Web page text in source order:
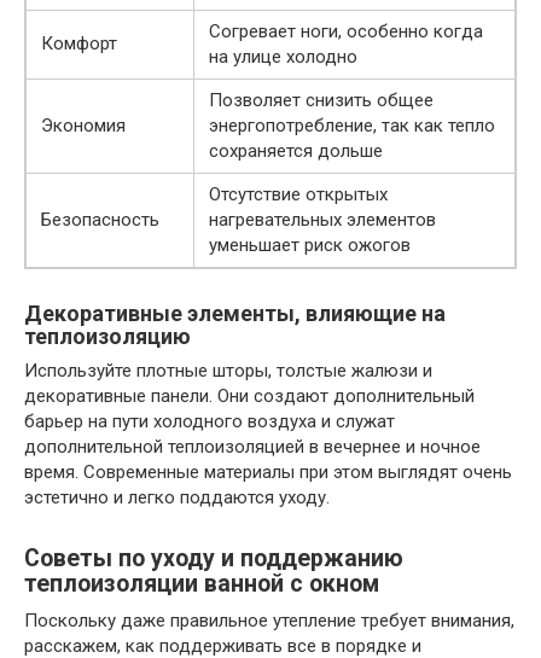
Комфорт
Согревает ноги, особенно когда
на улице холодно
Экономия
Позволяет снизить общее
энергопотребление, так как тепло
сохраняется дольше
Безопасность
Отсутствие открытых
нагревательных элементов
уменьшает риск ожогов
Декоративные элементы, влияющие на
теплоизоляцию
Используйте плотные шторы, толстые жалюзи и
декоративные панели. Они создают дополнительный
барьер на пути холодного воздуха и служат
дополнительной теплоизоляцией в вечернее и ночное
время. Современные материалы при этом выглядят очень
эстетично и легко поддаются уходу.
Советы по уходу и поддержанию
теплоизоляции ванной с окном
Поскольку даже правильное утепление требует внимания,
расскажем, как поддерживать все в порядке и